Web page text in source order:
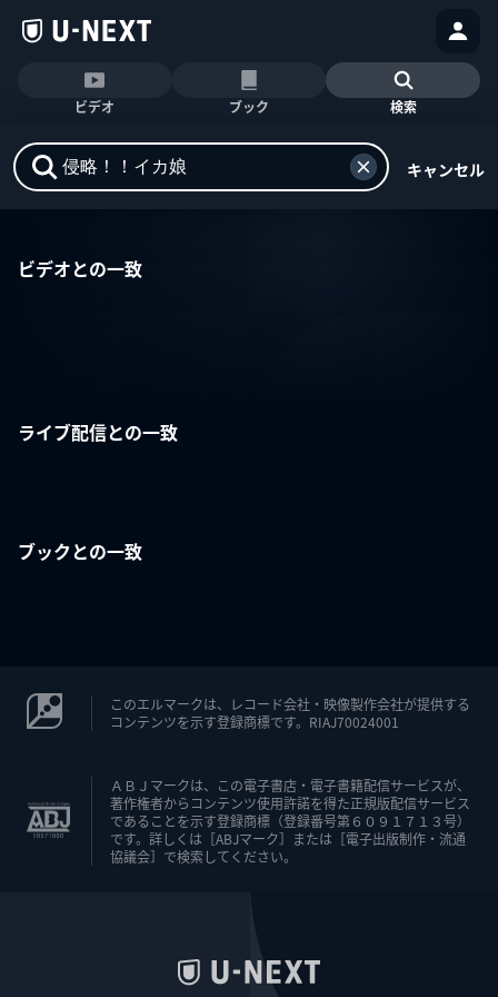
ビデオ ブック 検索
キャンセル
ビデオとの一致
ライブ配信との一致
ブックとの一致
このエルマークは、レコード会社・映像製作会社が提供する
コンテンツを示す登録商標です。RIAJ70024001
ＡＢＪマークは、この電子書店・電子書籍配信サービスが、
著作権者からコンテンツ使用許諾を得た正規版配信サービス
であることを示す登録商標（登録番号第６０９１７１３号）
です。詳しくは［ABJマーク］または［電子出版制作・流通
協議会］で検索してください。